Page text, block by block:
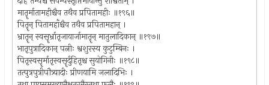
मातॄर्मातामहीश्चैव तथैव प्रपितामहीः ॥१९६॥
पितॄन् पितामहाँश्चैव तथैव प्रपितामहान् ।
भ्रातॄन् स्वसॄर्भ्रातृजायार्जामातॄन् मातुलादिकान् ॥१९७॥
भातृपुत्रादिकान् पत्नीः श्वशुरस्य कुटुम्बिनः ।
पितृस्वसॄर्मातृस्वसॄर्दुहितृश्च सुयोगिनीः ॥१९८॥
तत्पुत्रपुत्रीपौत्र्यादीः प्रीणयामि जलादिभिः ।